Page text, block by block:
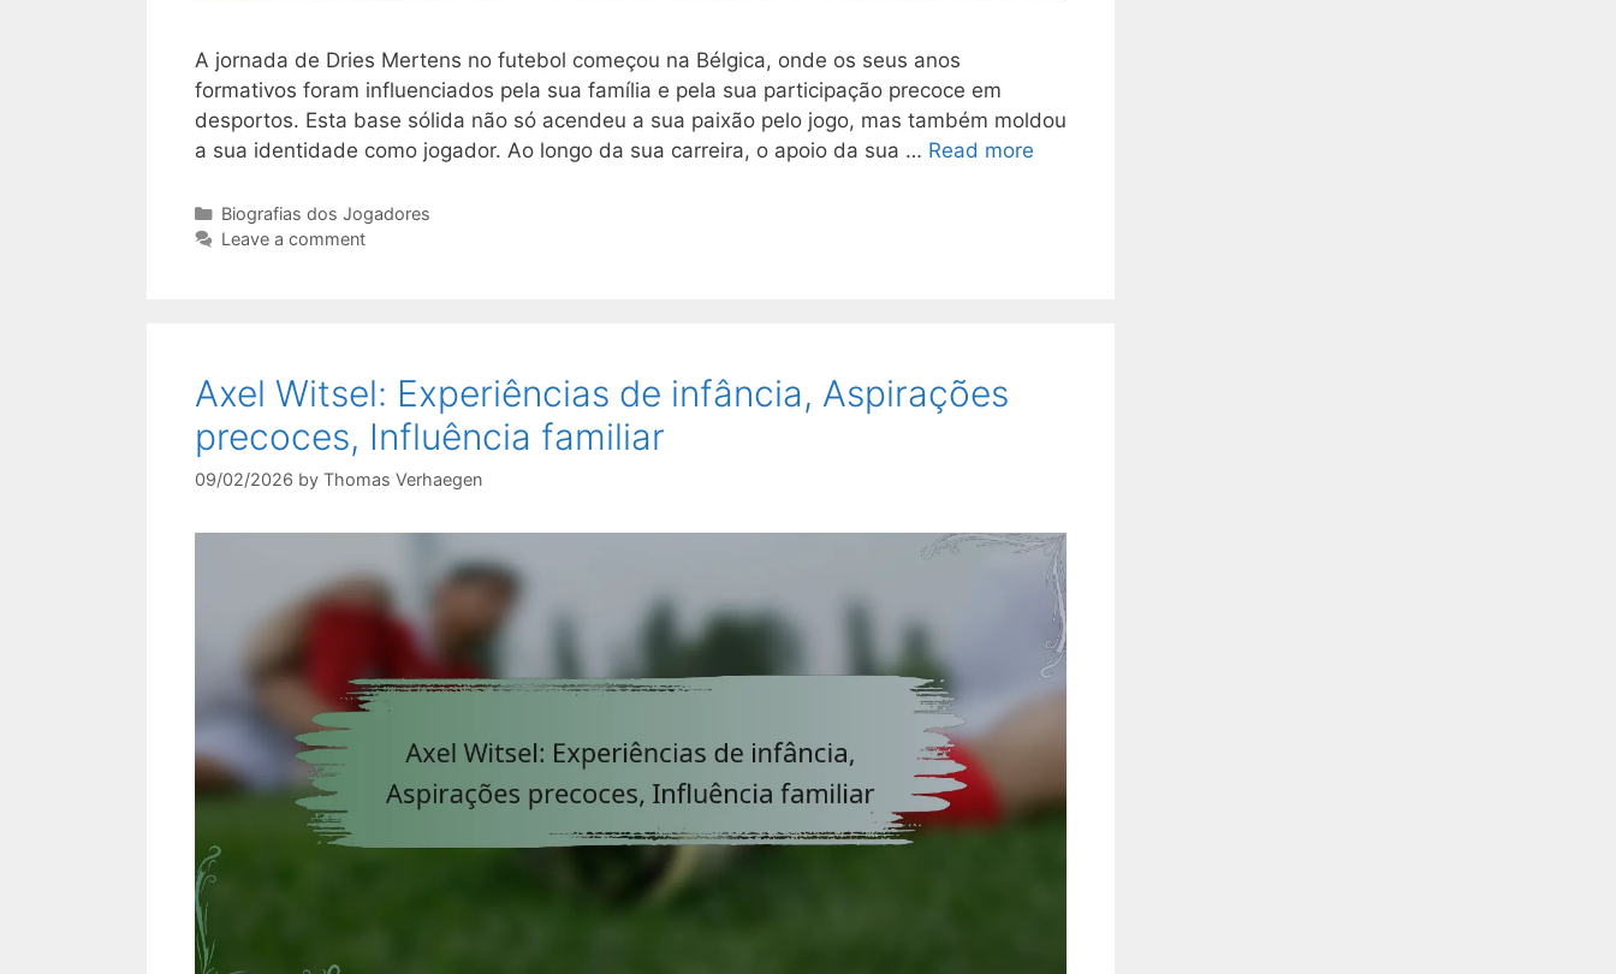
A jornada de Dries Mertens no futebol começou na Bélgica, onde os seus anos
formativos foram influenciados pela sua família e pela sua participação precoce em
desportos. Esta base sólida não só acendeu a sua paixão pelo jogo, mas também moldou
a sua identidade como jogador. Ao longo da sua carreira, o apoio da sua … Read more
Categories
Biografias dos Jogadores
Leave a comment
Axel Witsel: Experiências de infância, Aspirações
precoces, Influência familiar
09/02/2026 by Thomas Verhaegen